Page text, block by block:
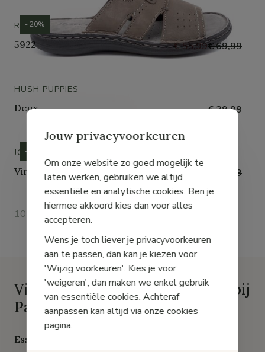
ROHDE
5922 € 55,99€ 69,99
- 20%
HUSH PUPPIES
Deux € 39,99
JOSEF SEIBEL
Vincent 07 € 39,99 € 79,99
- 50%
10 resultaten
Vind de beste herenschoenen bij
Pas Courant
Essentiële herenschoenen
Jouw privacyvoorkeuren
Om onze website zo goed mogelijk te
laten werken, gebruiken we altijd
essentiële en analytische cookies. Ben je
hiermee akkoord kies dan voor alles
accepteren.
Wens je toch liever je privacyvoorkeuren
aan te passen, dan kan je kiezen voor
'Wijzig voorkeuren'. Kies je voor
'weigeren', dan maken we enkel gebruik
van essentiële cookies. Achteraf
aanpassen kan altijd via onze cookies
pagina.